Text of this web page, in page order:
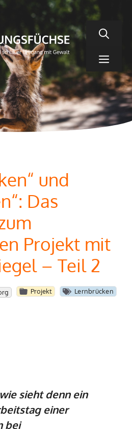
und
Das
Projekt mit
– Teil 2
Projekt Lernbrücken
sieht denn ein
einer
bei